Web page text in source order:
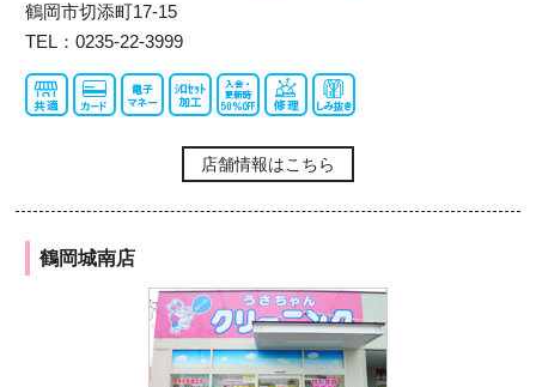
鶴岡市切添町17-15
TEL：0235-22-3999
店舗情報はこちら
鶴岡城南店